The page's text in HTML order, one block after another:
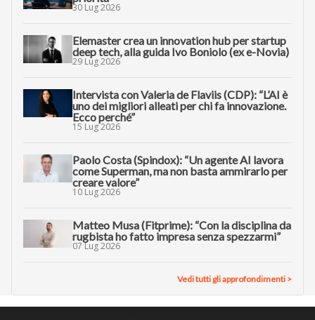
30 Lug 2026
Elemaster crea un innovation hub per startup
deep tech, alla guida Ivo Boniolo (ex e-Novia)
29 Lug 2026
Intervista con Valeria de Flaviis (CDP): “L’AI è
uno dei migliori alleati per chi fa innovazione.
Ecco perché”
15 Lug 2026
Paolo Costa (Spindox): “Un agente AI lavora
come Superman, ma non basta ammirarlo per
creare valore”
10 Lug 2026
Matteo Musa (Fitprime): “Con la disciplina da
rugbista ho fatto impresa senza spezzarmi”
07 Lug 2026
Vedi tutti gli approfondimenti >